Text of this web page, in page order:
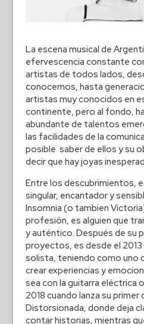
La escena musical de
efervescencia constante
artistas de todos lados,
conocemos, hasta
artistas muy conocidos en
continente, pero al fondo,
abundante de talentos
las facilidades de la
posible saber de ellos y su
decir que hay joyas
Entre los descubrimientos,
singular, encantador y
Insomnia (o tambien
profesión, es alguien que
y auténtico. Después de su
proyectos, es desde el
solista, teniendo como uno
crear experiencias y
sea con la guitarra eléctrica
2018 cuando lanza su
Distorsionada, donde deja
contar historias, mientras